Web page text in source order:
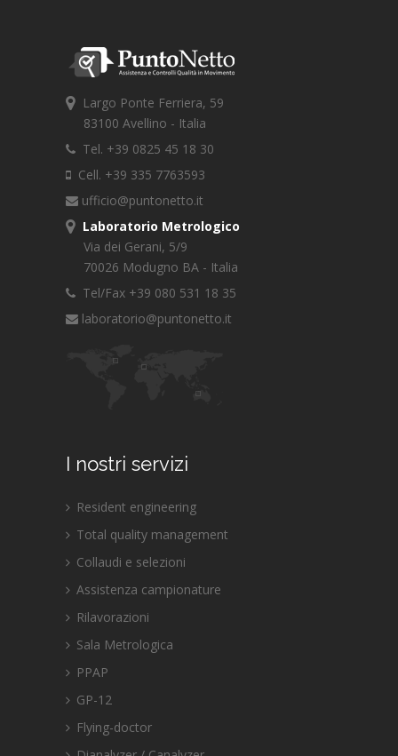
Largo Ponte Ferriera, 59
83100 Avellino - Italia
Tel. +39 0825 45 18 30
Cell. +39 335 7763593
ufficio@puntonetto.it
Laboratorio Metrologico
Via dei Gerani, 5/9
70026 Modugno BA - Italia
Tel/Fax +39 080 531 18 35
laboratorio@puntonetto.it
I nostri servizi
Resident engineering
Total quality management
Collaudi e selezioni
Assistenza campionature
Rilavorazioni
Sala Metrologica
PPAP
GP-12
Flying-doctor